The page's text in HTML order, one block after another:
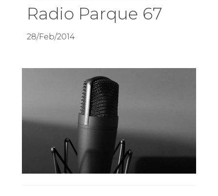
Radio Parque 67
28/Feb/2014